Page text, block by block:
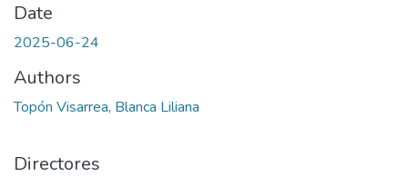
Date
2025-06-24
Authors
Topón Visarrea, Blanca Liliana
Directores